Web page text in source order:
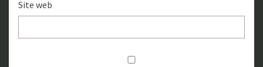
Site web